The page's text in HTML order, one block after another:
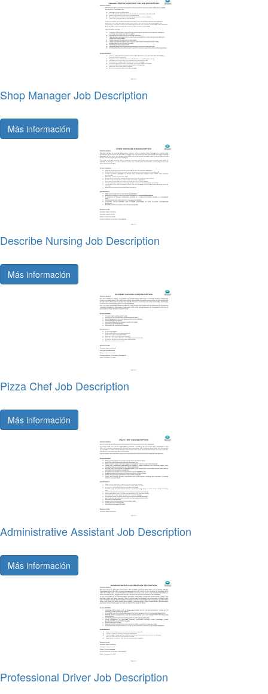
Shop Manager Job Description
Más información
Describe Nursing Job Description
Más información
Pizza Chef Job Description
Más información
Administrative Assistant Job Description
Más información
Professional Driver Job Description